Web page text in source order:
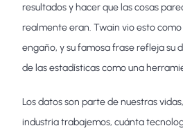
resultados y hacer que las cosas
realmente eran. Twain vio esto
engaño, y su famosa frase refleja su
de las estadísticas como una
Los datos son parte de nuestras
industria trabajemos, cuánta